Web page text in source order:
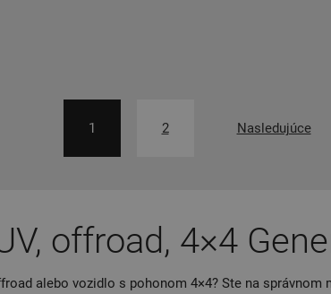
1 2 Nasledujúce
offroad, 4×4
alebo vozidlo s pohonom 4×4? Ste na správnom